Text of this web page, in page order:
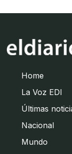
Home
La Voz EDI
Últimas
Nacional
Mundo